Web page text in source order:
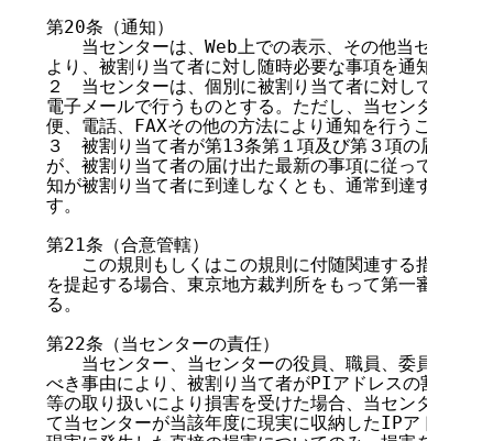
第20条（通知）
当センターは、Web上での表示、その他当センター
より、被割り当て者に対し随時必要な事項を通知する。
２　当センターは、個別に被割り当て者に対して通知
電子メールで行うものとする。ただし、当センターが
便、電話、FAXその他の方法により通知を行うことを妨
３　被割り当て者が第13条第１項及び第３項の届け出
が、被割り当て者の届け出た最新の事項に従って通知
知が被割り当て者に到達しなくとも、通常到達すべき
す。
第21条（合意管轄）
この規則もしくはこの規則に付随関連する措置また
を提起する場合、東京地方裁判所をもって第一審の専
る。
第22条（当センターの責任）
当センター、当センターの役員、職員、委員その他
べき事由により、被割り当て者がPIアドレスの割り当
等の取り扱いにより損害を受けた場合、当センターの
て当センターが当該年度に現実に収納したIPアドレス